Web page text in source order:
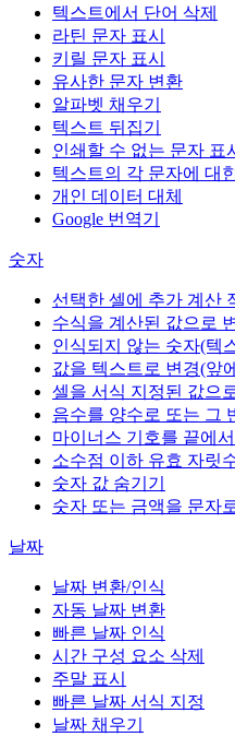
텍스트에서 단어 삭제
라틴 문자 표시
키릴 문자 표시
유사한 문자 변환
알파벳 채우기
텍스트 뒤집기
인쇄할 수 없는 문자 표
텍스트의 각 문자에 대
개인 데이터 대체
Google 번역기
숫자
선택한 셀에 추가 계산
수식을 계산된 값으로
인식되지 않는 숫자(텍
값을 텍스트로 변경(앞
셀을 서식 지정된 값으
음수를 양수로 또는 그
마이너스 기호를 끝에
소수점 이하 유효 자릿
숫자 값 숨기기
숫자 또는 금액을 문자
날짜
날짜 변환/인식
자동 날짜 변환
빠른 날짜 인식
시간 구성 요소 삭제
주말 표시
빠른 날짜 서식 지정
날짜 채우기